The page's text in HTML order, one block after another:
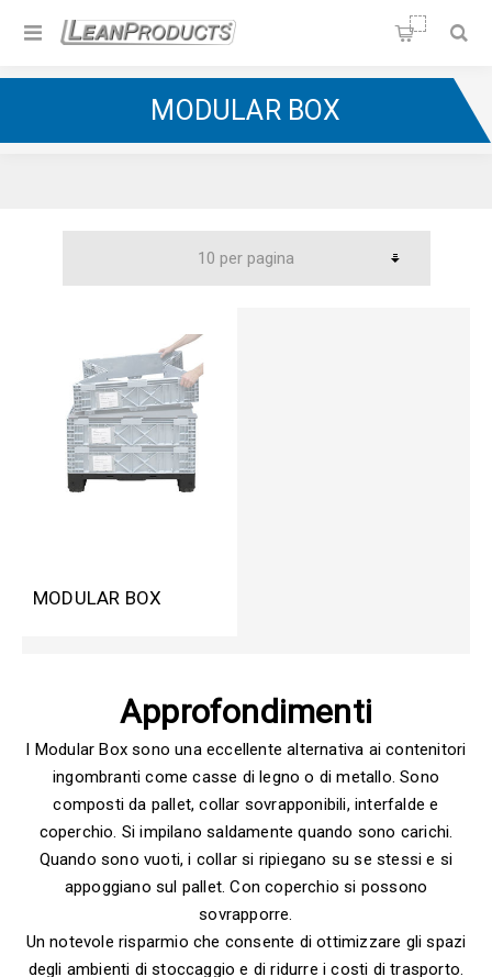
Soluzioni per la Lean
MODULAR BOX
MODULAR BOX
Approfondimenti
I Modular Box sono una eccellente alternativa ai contenitori
ingombranti come casse di legno o di metallo. Sono
composti da pallet, collar sovrapponibili, interfalde e
coperchio. Si impilano saldamente quando sono carichi.
Quando sono vuoti, i collar si ripiegano su se stessi e si
appoggiano sul pallet. Con coperchio si possono
sovrapporre.
Un notevole risparmio che consente di ottimizzare gli spazi
degli ambienti di stoccaggio e di ridurre i costi di trasporto.